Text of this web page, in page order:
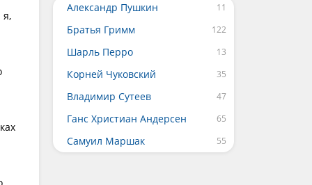
я,
Александр Пушкин
Братья Гримм
Шарль Перро
Корней Чуковский
Владимир Сутеев
Ганс Христиан Андерсен
Самуил Маршак